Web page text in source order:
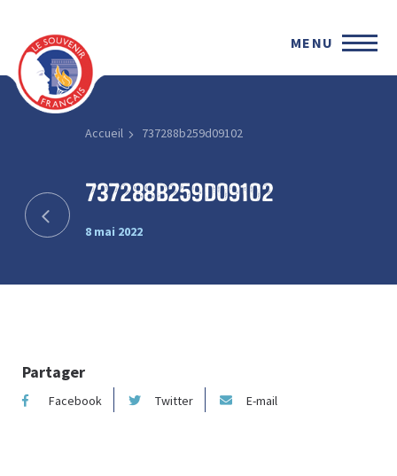
MENU
Accueil 737288b259d09102
737288b259d09102
8 mai 2022
Partager
Facebook Twitter E-mail